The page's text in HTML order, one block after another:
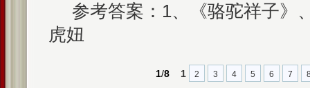
参考答案：1、《骆驼祥子》
虎妞
1/8 1 2 3 4 5 6 7